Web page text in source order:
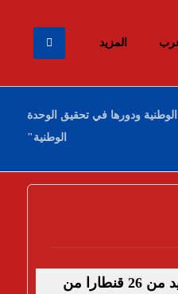
المزيد
ودورها في تحقيق الوحدة
الوطنية"
إحباط محاولات إدخال أزيد من 26 قنطارا من